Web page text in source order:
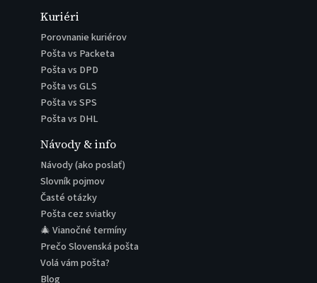
Kuriéri
Porovnanie kuriérov
Pošta vs Packeta
Pošta vs DPD
Pošta vs GLS
Pošta vs SPS
Pošta vs DHL
Návody & info
Návody (ako poslať)
Slovník pojmov
Časté otázky
Pošta cez sviatky
🎄 Vianočné termíny
Prečo Slovenská pošta
Volá vám pošta?
Blog